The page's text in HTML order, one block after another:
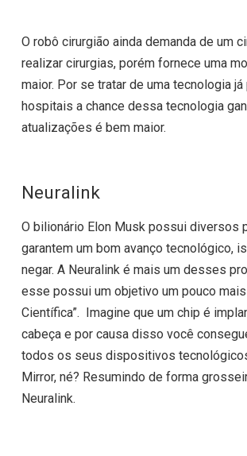
O robô cirurgião ainda demanda de um
realizar cirurgias, porém fornece uma
maior. Por se tratar de uma tecnologia
hospitais a chance dessa tecnologia
atualizações é bem maior.
Neuralink
O bilionário Elon Musk possui diversos
garantem um bom avanço tecnológico,
negar. A Neuralink é mais um desses
esse possui um objetivo um pouco mais
Científica”. Imagine que um chip é
cabeça e por causa disso você
todos os seus dispositivos
Mirror, né? Resumindo de forma
Neuralink.